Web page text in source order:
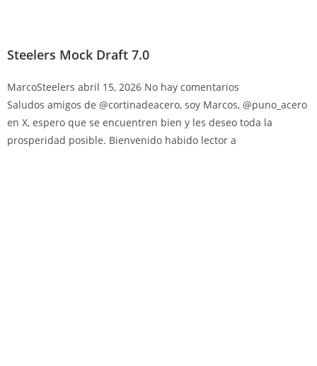
Steelers Mock Draft 7.0
MarcoSteelers abril 15, 2026 No hay comentarios
Saludos amigos de @cortinadeacero, soy Marcos, @puno_acero
en X, espero que se encuentren bien y les deseo toda la
prosperidad posible. Bienvenido habido lector a